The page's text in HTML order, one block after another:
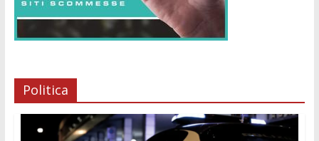
Politica